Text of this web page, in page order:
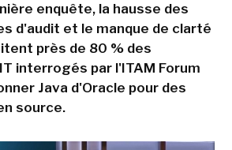
enquête, la hausse des
d'audit et le manque de clarté
près de 80 % des
interrogés par l'ITAM Forum
Java d'Oracle pour des
source.